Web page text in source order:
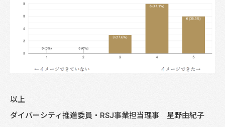
以上
ダイバーシティ推進委員・RSJ事業担当理事 星野由紀子